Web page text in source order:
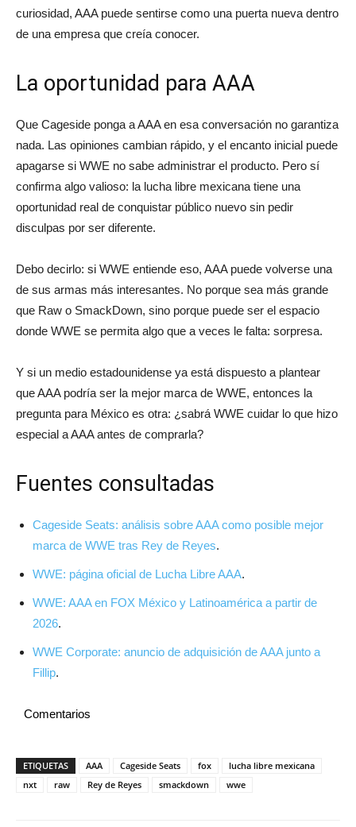
curiosidad, AAA puede sentirse como una puerta nueva dentro
de una empresa que creía conocer.
La oportunidad para AAA
Que Cageside ponga a AAA en esa conversación no garantiza
nada. Las opiniones cambian rápido, y el encanto inicial puede
apagarse si WWE no sabe administrar el producto. Pero sí
confirma algo valioso: la lucha libre mexicana tiene una
oportunidad real de conquistar público nuevo sin pedir
disculpas por ser diferente.
Debo decirlo: si WWE entiende eso, AAA puede volverse una
de sus armas más interesantes. No porque sea más grande
que Raw o SmackDown, sino porque puede ser el espacio
donde WWE se permita algo que a veces le falta: sorpresa.
Y si un medio estadounidense ya está dispuesto a plantear
que AAA podría ser la mejor marca de WWE, entonces la
pregunta para México es otra: ¿sabrá WWE cuidar lo que hizo
especial a AAA antes de comprarla?
Fuentes consultadas
Cageside Seats: análisis sobre AAA como posible mejor
marca de WWE tras Rey de Reyes.
WWE: página oficial de Lucha Libre AAA.
WWE: AAA en FOX México y Latinoamérica a partir de
2026.
WWE Corporate: anuncio de adquisición de AAA junto a
Fillip.
Comentarios
ETIQUETAS AAA Cageside Seats fox
lucha libre mexicana
nxt
raw Rey de Reyes smackdown wwe